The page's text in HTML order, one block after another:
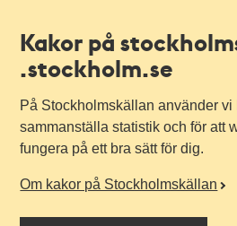
Kakor på
.stockholm.se
På Stockholmskällan använder vi
sammanställa statistik och för att
fungera på ett bra sätt för dig.
Om kakor på Stockholmskällan